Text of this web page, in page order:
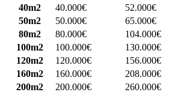
40m2
40.000€ 52.000€
50m2
50.000€ 65.000€
80m2
80.000€ 104.000€
100m2
100.000€ 130.000€
120m2
120.000€ 156.000€
160m2
160.000€ 208.000€
200m2
200.000€ 260.000€